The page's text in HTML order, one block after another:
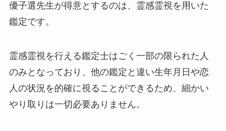
優子選先生が得意とするのは、霊感霊視を用いた
鑑定です。
霊感霊視を行える鑑定士はごく一部の限られた人
のみとなっており、他の鑑定と違い生年月日や恋
人の状況を的確に視ることができるため、細かい
やり取りは一切必要ありません。